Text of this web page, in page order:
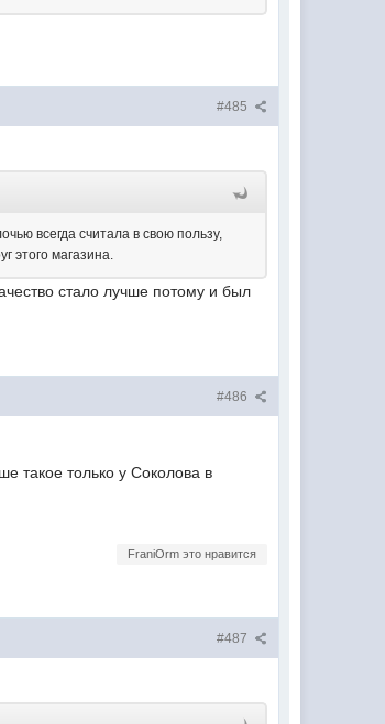
#485
всегда считала в свою пользу,
этого магазина.
стало лучше потому и был
#486
такое только у Соколова в
FraniOrm это нравится
#487